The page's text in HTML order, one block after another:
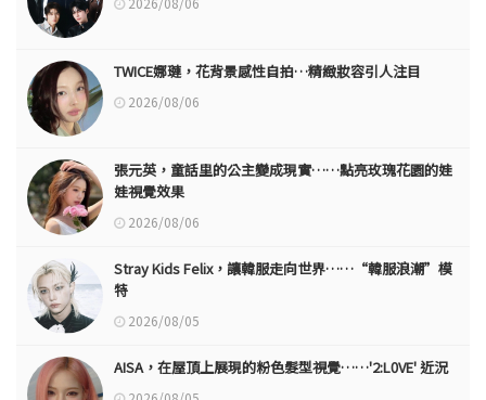
TWICE娜璉，花背景感性自拍…精緻妝容引人注目
2026/08/06
張元英，童話里的公主變成現實……點亮玫瑰花園的娃
娃視覺效果
2026/08/06
Stray Kids Felix，讓韓服走向世界……“韓服浪潮”模
特
2026/08/05
AISA，在屋頂上展現的粉色髮型視覺……'2:L0VE' 近況